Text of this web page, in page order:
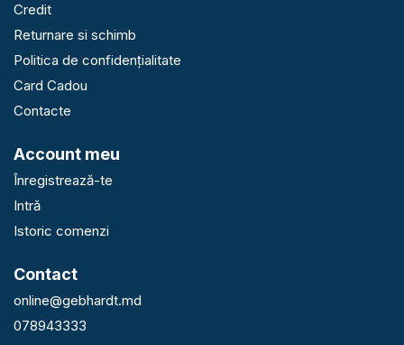
Credit
Returnare si schimb
Politica de confidențialitate
Card Cadou
Contacte
Account meu
Înregistrează-te
Intră
Istoric comenzi
Contact
online@gebhardt.md
078943333